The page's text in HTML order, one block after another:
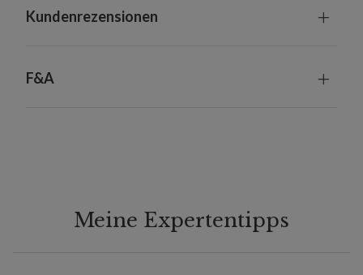
Kundenrezensionen
F&A
Meine Expertentipps